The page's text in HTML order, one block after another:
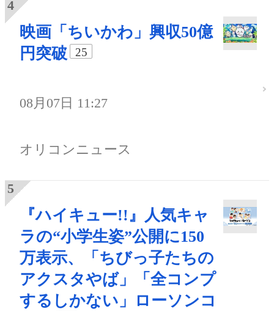
映画「ちいかわ」興収50億
円突破
25
08月07日 11:27
オリコンニュース
『ハイキュー!!』人気キャ
ラの“小学生姿”公開に150
万表示、「ちびっ子たちの
アクスタやば」「全コンプ
するしかない」ローソンコ